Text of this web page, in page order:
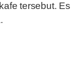
tersebut. Es